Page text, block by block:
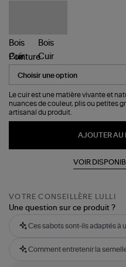
Pointure
Le cuir est une matière vivante et
nuances de couleur, plis ou petites
artisanal du produit.
AJOUTER AU
VOIR
VOTRE CONSEILLÈRE LULLI
Une question sur ce produit ?
Ces sabots sont-ils adaptés à
Comment entretenir la